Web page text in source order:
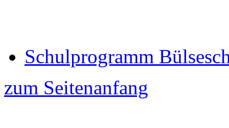
Schulprogramm
zum Seitenanfang